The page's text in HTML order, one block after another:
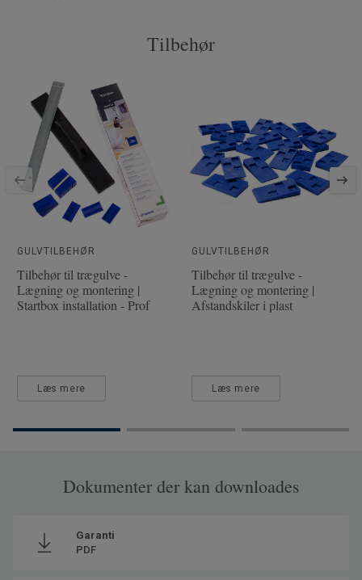
2.13
Brugsklasse for boligmiljø
Låsesystem
SAP SKU #
510051017
Fasede kanter
Ingen fas
Klassificering - Brugsklasse
32 Moderat
Gulvvarme
Længde
138
Bredde
19.3
Tilbehør
GULVTILBEHØR
Tilbehør til trægulve -
Lægning og montering |
Startbox installation - Prof
Læs mere
GULVTILBEHØR
Tilbehør til trægulve -
Lægning og montering |
Afstandskiler i plast
Læs mere
Dokumenter der kan downloades
Garanti
PDF